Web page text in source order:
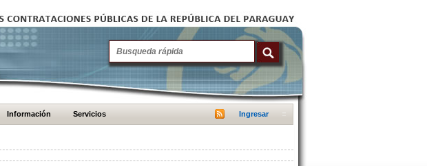
Información Servicios Ingresar